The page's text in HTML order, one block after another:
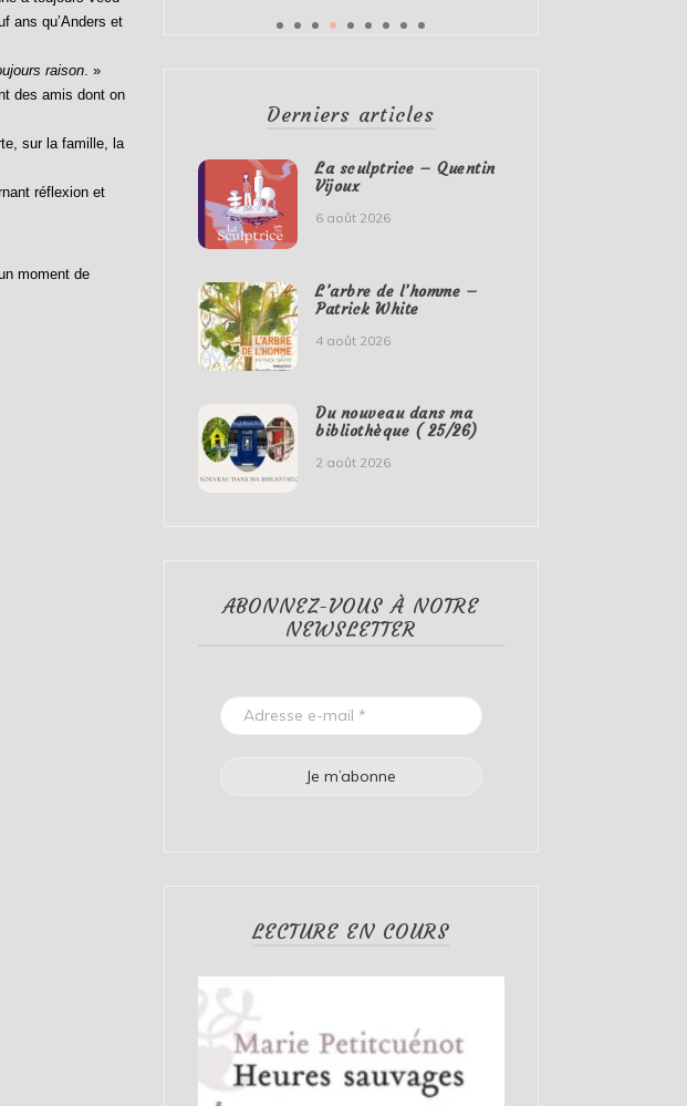
ans qu’Anders et
raison. »
des amis dont on
sur la famille, la
réflexion et
moment de
Derniers articles
La sculptrice – Quentin
Vijoux
6 août 2026
L’arbre de l’homme –
Patrick White
4 août 2026
Du nouveau dans ma
bibliothèque ( 25/26)
2 août 2026
ABONNEZ-VOUS À NOTRE
NEWSLETTER
LECTURE EN COURS